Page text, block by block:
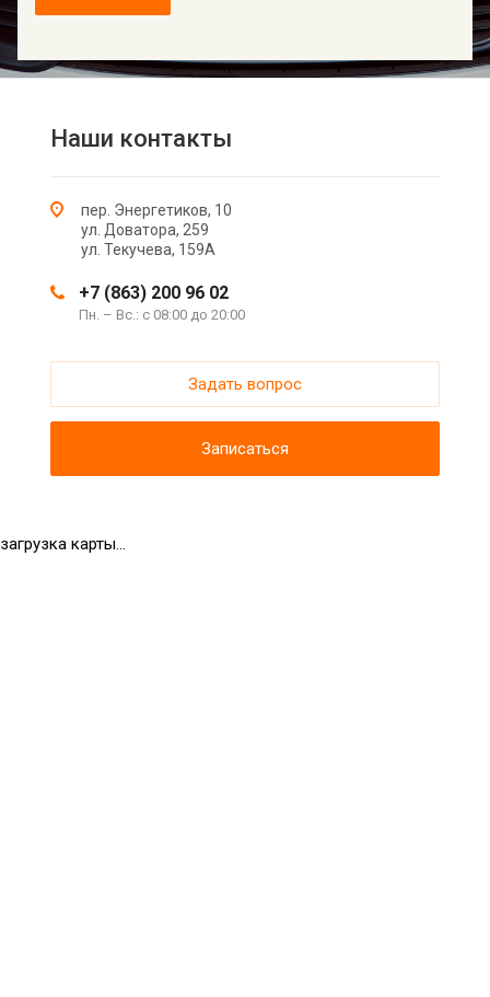
Наши контакты
пер. Энергетиков, 10
ул. Доватора, 259
ул. Текучева, 159А
+7 (863) 200 96 02
Пн. – Вс.: с 08:00 до 20:00
Задать вопрос
Записаться
загрузка карты...